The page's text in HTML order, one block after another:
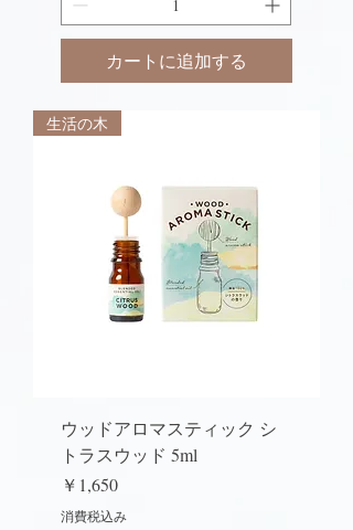
カートに追加する
生活の木
ウッドアロマスティック シ
トラスウッド 5ml
価格
￥1,650
消費税込み